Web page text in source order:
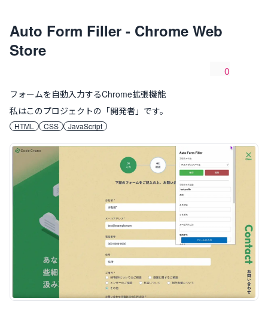
Auto Form Filler - Chrome Web
Store
0
フォームを自動入力するChrome拡張機能
私はこのプロジェクトの「開発者 」です。
HTML CSS JavaScript